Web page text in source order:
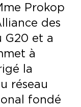
Prokop
des
G20 et a
à
la
réseau
fondé